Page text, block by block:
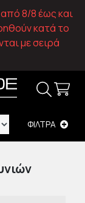
από 8/8 έως και
κατά το
με σειρά
ΦΙΛΤΡΑ